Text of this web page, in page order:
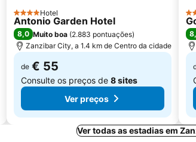
4 Estrelas
Hotel
Antonio Garden Hotel
8,0 Muito boa (2.883 pontuações)
Zanzibar City, a 1.4 km de Centro da cidade
de € 55
Consulte os preços de 8 sites
Ver preços
4
Ver todas as estadias em